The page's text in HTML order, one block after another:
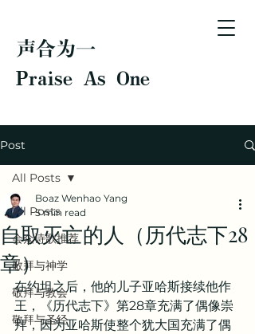
声合为一
Praise As One
Post
All Posts
会众诗歌推荐
敬拜与神学
敬拜与教会
敬拜与圣经
All Posts
自取灭亡的人（历代志下28
章）
Boaz Wenhao Yang
5 min read
在约坦之后，他的儿子亚哈斯接续他作
王，《历代志下》第28章充满了偶像崇
拜，因为亚哈斯使整个犹大国充满了偶